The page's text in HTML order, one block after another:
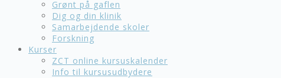
Grønt på gaflen
Dig og din klinik
Samarbejdende skoler
Forskning
Kurser
ZCT online kursuskalender
Info til kursusudbydere